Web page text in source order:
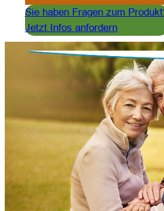
Sie haben Fragen zum
Jetzt Infos anfordern